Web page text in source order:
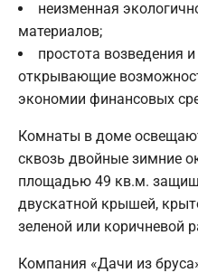
неизменная
материалов;
простота возведения
открывающие
экономии финансовых
Комнаты в доме
сквозь двойные зимние
площадью 49 кв.м.
двускатной крышей,
зеленой или коричневой
Компания «Дачи из